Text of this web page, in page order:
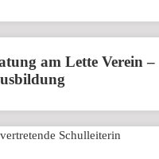
am Lette Verein